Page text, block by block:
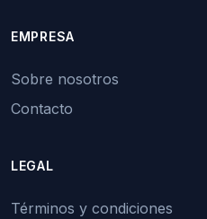
EMPRESA
Sobre nosotros
Contacto
LEGAL
Términos y condiciones